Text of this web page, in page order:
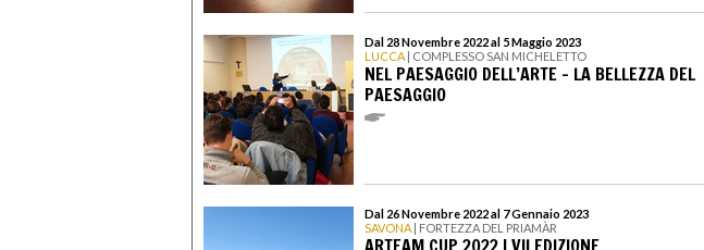
Dal 28 Novembre 2022 al 5 Maggio 2023
LUCCA | COMPLESSO SAN MICHELETTO
NEL PAESAGGIO DELL’ARTE - LA BELLEZZA DEL
PAESAGGIO
Dal 26 Novembre 2022 al 7 Gennaio 2023
SAVONA | FORTEZZA DEL PRIAMÀR